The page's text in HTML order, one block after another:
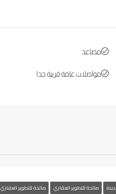
مصاعد
مواصلات عامة قريبة جدا
صالحة للتطوير العقاري صالحة للتطوير العقاري